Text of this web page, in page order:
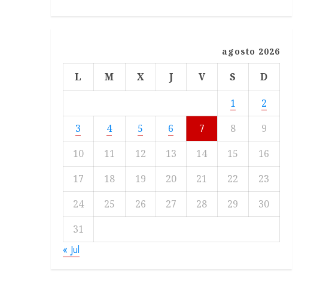
agosto 2026
L M X J V S
D
1
2
3
4 5 6 7 8
9
10
11 12 13 14 15
16
17
18 19 20 21 22
23
24
25 26 27 28 29
30
31
« Jul